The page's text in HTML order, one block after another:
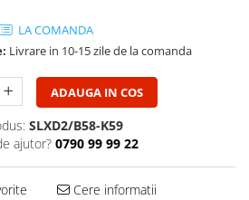
LA COMANDA
Livrare in 10-15 zile de la comanda
ADAUGA IN COS
SLXD2/B58-K59
ajutor? 0790 99 99 22
Cere informatii